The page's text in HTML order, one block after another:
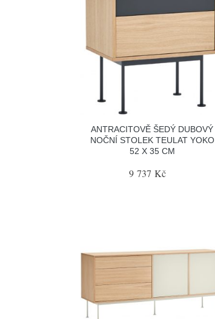
ANTRACITOVĚ ŠEDÝ DUBOVÝ
NOČNÍ STOLEK TEULAT YOKO
52 X 35 CM
9 737 Kč